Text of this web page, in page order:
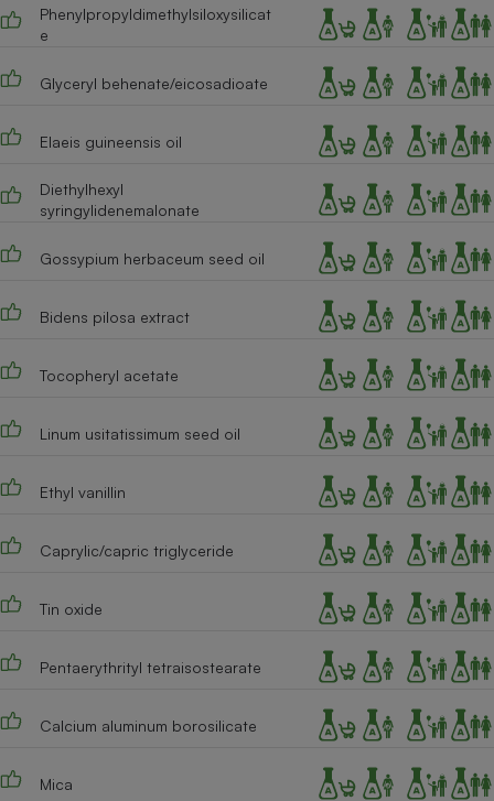
Phenylpropyldimethylsiloxysilicat
e
Glyceryl behenate/eicosadioate
Elaeis guineensis oil
Diethylhexyl
syringylidenemalonate
Gossypium herbaceum seed oil
Bidens pilosa extract
Tocopheryl acetate
Linum usitatissimum seed oil
Ethyl vanillin
Caprylic/capric triglyceride
Tin oxide
Pentaerythrityl tetraisostearate
Calcium aluminum borosilicate
Mica
Robot ménager